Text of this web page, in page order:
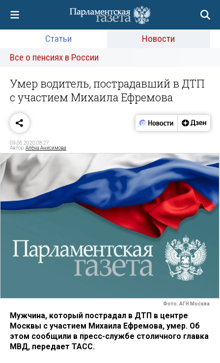
Статьи
Новости
Все о пенсиях в России
Умер водитель, пострадавший в ДТП
с участием Михаила Ефремова
09.06.2020 08:27
Автор:Алёна Анисимова
Фото: АГН Москва
Мужчина, который пострадал в ДТП в центре
Москвы с участием Михаила Ефремова, умер. Об
этом сообщили в пресс-службе столичного главка
МВД, передает ТАСС.​